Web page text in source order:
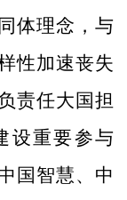
体理念，与
性加速丧失
责任大国担
设重要参与
国智慧、中